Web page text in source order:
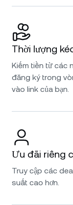
Thời lượng
Kiếm tiền từ các
đăng ký trong
vào link của bạn.
Ưu đãi riêng
Truy cập các
suất cao hơn.